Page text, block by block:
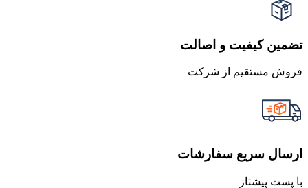
تضمین کیفیت و اصالت
فروش مستقیم از شرکت
ارسال سریع سفارشات
با پست پیشتاز